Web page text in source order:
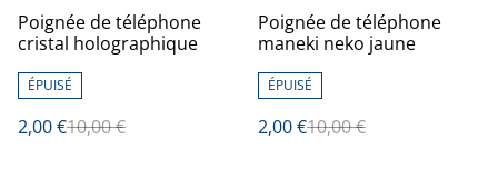
%
Poignée de téléphone
cristal holographique
ÉPUISÉ
2,00 €10,00 €
%
Poignée de téléphone
maneki neko jaune
ÉPUISÉ
2,00 €10,00 €